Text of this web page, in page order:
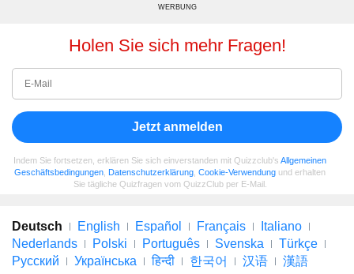
WERBUNG
Holen Sie sich mehr Fragen!
Jetzt anmelden
Indem Sie fortsetzen, erklären Sie sich einverstanden mit Quizzclub's Allgemeinen
Geschäftsbedingungen Datenschutzerklärung Cookie-Verwendung und erhalten
Sie tägliche Quizfragen vom QuizzClub per E-Mail.
Deutsch English Español Français
Italiano
Nederlands
Polski Português Svenska
Türkçe
Русский
Українська हिन्दी 한국어 汉语 漢語